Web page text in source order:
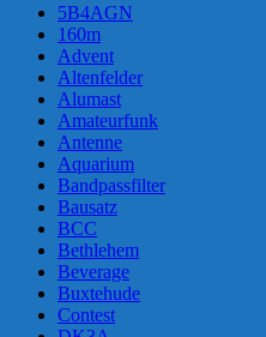
5B4AGN
160m
Advent
Altenfelder
Alumast
Amateurfunk
Antenne
Aquarium
Bandpassfilter
Bausatz
BCC
Bethlehem
Beverage
Buxtehude
Contest